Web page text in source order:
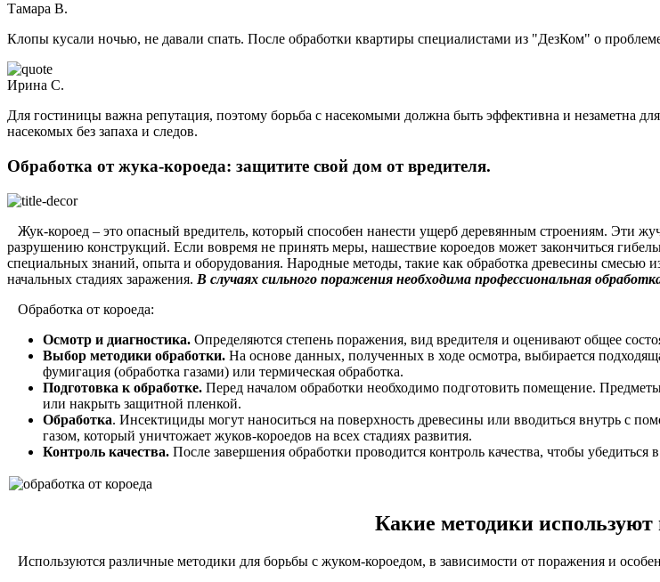
Тамара В.
Клопы кусали ночью, не давали спать. После обработки квартиры специалистами из "ДезКом" о
Ирина С.
Для гостиницы важна репутация, поэтому борьба с насекомыми должна быть эффективна и незаметна
насекомых без запаха и следов.
Обработка от жука-короеда: защитите свой дом от вредителя.
Жук-короед – это опасный вредитель, который способен нанести ущерб деревянным строениям. Эти
разрушению конструкций. Если вовремя не принять меры, нашествие короедов может закончиться
специальных знаний, опыта и оборудования. Народные методы, такие как обработка древесины
начальных стадиях заражения. В случаях сильного поражения необходима профессиональная
Обработка от короеда:
Осмотр и диагностика. Определяются степень поражения, вид вредителя и оценивают общее
Выбор методики обработки. На основе данных, полученных в ходе осмотра, выбирается
фумигация (обработка газами) или термическая обработка.
Подготовка к обработке. Перед началом обработки необходимо подготовить помещение.
или накрыть защитной пленкой.
Обработка. Инсектициды могут наноситься на поверхность древесины или вводиться внутрь с
газом, который уничтожает жуков-короедов на всех стадиях развития.
Контроль качества. После завершения обработки проводится контроль качества, чтобы
Какие методики
Используются различные методики для борьбы с жуком-короедом, в зависимости от поражения и